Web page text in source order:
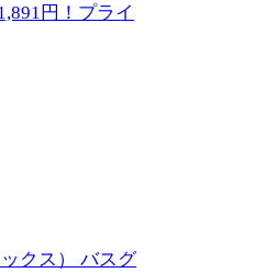
円！プライ
クス） バスグ